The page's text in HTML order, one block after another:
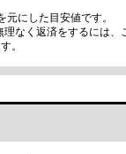
にした目安値です。
く返済をするには
。